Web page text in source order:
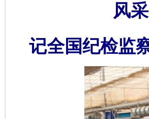
风
记全国纪检监